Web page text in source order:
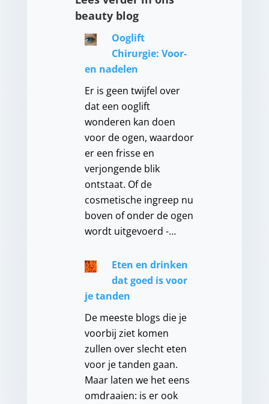
beauty blog
Ooglift
Chirurgie: Voor-
en nadelen
Er is geen twijfel over
dat een ooglift
wonderen kan doen
voor de ogen, waardoor
er een frisse en
verjongende blik
ontstaat. Of de
cosmetische ingreep nu
boven of onder de ogen
wordt uitgevoerd -…
Eten en drinken
dat goed is voor
je tanden
De meeste blogs die je
voorbij ziet komen
zullen over slecht eten
voor je tanden gaan.
Maar laten we het eens
omdraaien: is er ook